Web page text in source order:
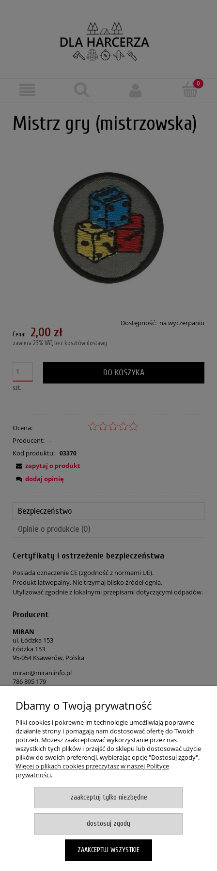
Mistrz gry (mistrzowska)
Dostępność: na wyczerpaniu
Cena: 2,00 zł
zawiera 23% VAT, bez kosztów dostawy
szt.
DO KOSZYKA
Ocena:
Producent: -
Kod produktu:
03370
zapytaj o produkt
dodaj opinię
Bezpieczeństwo
Opinie o produkcie (0)
Certyfikaty i ostrzeżenie bezpieczeństwa
Posiada oznaczenie CE (zgodność z normami UE).
Produkt łatwopalny. Nie trzymaj blisko źródeł ognia.
Utylizować zgodnie z lokalnymi przepisami dotyczącymi odpadów.
Producent
MIRAN
ul. Łódzka 153
Łódzka 153
95-054 Ksawerów, Polska
miran@miran.info.pl
786 895 179
Osoba odpowiedzialna na terenie UE
MIRAN
ul. Łódzka 153
90-054 Ksawerów, Polska
miran@miran.info.pl
786 895 179
POMOC
MOJE KONTO
PŁATNOŚCI I DOSTAWA
O NAS
Dbamy o Twoją prywatność
Pliki cookies i pokrewne im technologie umożliwiają poprawne
działanie strony i pomagają nam dostosować ofertę do Twoich
potrzeb. Możesz zaakceptować wykorzystanie przez nas
wszystkich tych plików i przejść do sklepu lub dostosować użycie
plików do swoich preferencji, wybierając opcję "Dostosuj zgody".
Więcej o plikach cookies przeczytasz w naszej Polityce
prywatności.
zaakceptuj tylko niezbędne
dostosuj zgody
ZAAKCEPTUJ WSZYSTKIE